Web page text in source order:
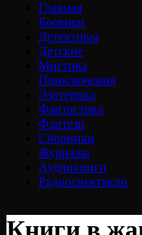
Главная
Боевики
Детективы
Детские
Мистика
Приключения
Эзотерика
Фантастика
Фэнтези
Сборники
Журналы
Аудиокниги
Радиоспектакли